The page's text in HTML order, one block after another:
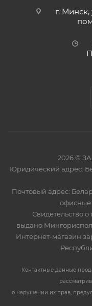
г.
2026 ©
Юридический адрес:
Почтовый адрес:
офисные
Свидетельство
выдано
Интернет-магазин
Контактные данные
о нарушении их прав,